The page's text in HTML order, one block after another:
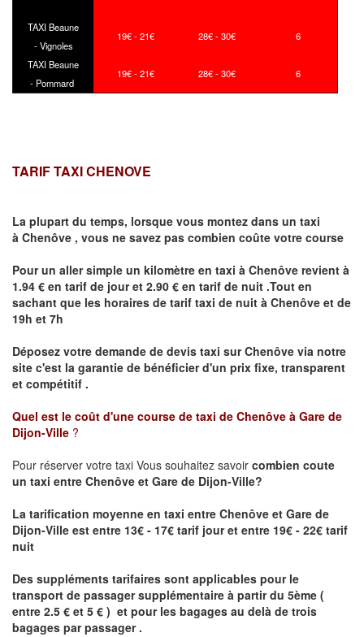
TAXI Beaune
- Vignoles
19€ - 21€ 28€ - 30€ 6
TAXI Beaune
- Pommard
19€ - 21€ 28€ - 30€ 6
TARIF TAXI CHENOVE
La plupart du temps, lorsque vous montez dans un taxi
à Chenôve , vous ne savez pas combien coûte votre course
Pour un aller simple un kilomètre en taxi à Chenôve revient à
1.94 € en tarif de jour et 2.90 € en tarif de nuit .Tout en
sachant que les horaires de tarif taxi de nuit à Chenôve et de
19h et 7h
Déposez votre demande de devis taxi surChenôve via notre
site c'est la garantie de bénéficier d'un prix fixe, transparent
et compétitif .
Quel est le coût d'une course de taxi de Chenôve à Gare de
Dijon-Ville ?
Pour réserver votre taxi Vous souhaitez savoir combien coute
un taxi entre Chenôve et Gare de Dijon-Ville?
La tarification moyenne en taxi entre Chenôve et Gare de
Dijon-Ville est entre 13€ - 17€ tarif jour et entre 19€ - 22€ tarif
nuit
Des suppléments tarifaires sont applicables pour le
transport de passager supplémentaire à partir du 5ème (
entre 2.5 € et 5 € ) et pour les bagages au delà de trois
bagages par passager .